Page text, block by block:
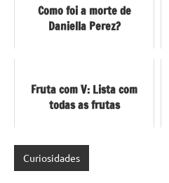
Como foi a morte de
Daniella Perez?
Fruta com V: Lista com
todas as frutas
Curiosidades